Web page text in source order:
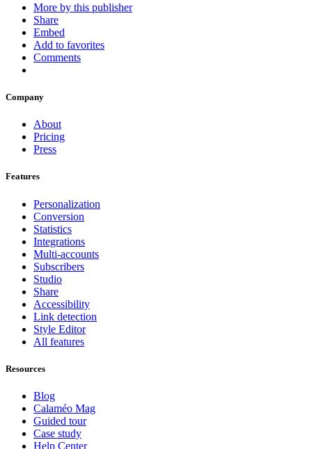
More by this publisher
Share
Embed
Add to favorites
Comments
Company
About
Pricing
Press
Features
Personalization
Conversion
Statistics
Integrations
Multi-accounts
Subscribers
Studio
Share
Accessibility
Link detection
Style Editor
All features
Resources
Blog
Calaméo Mag
Guided tour
Case study
Help Center